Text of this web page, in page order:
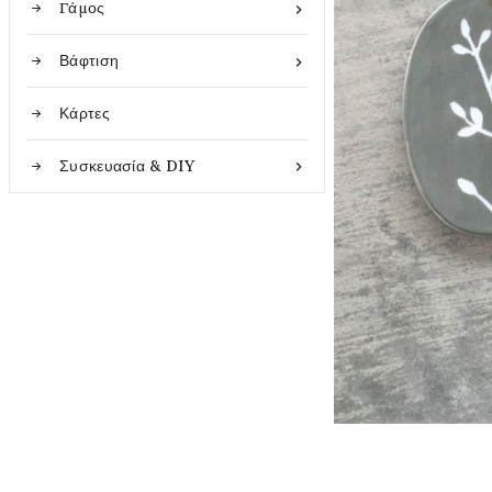

Γάμος

Βάφτιση
Κάρτες

Συσκευασία & DIY